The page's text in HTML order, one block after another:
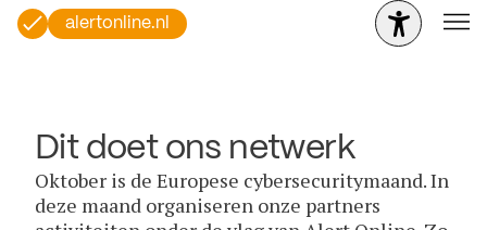
alertonline.nl
Dit doet ons netwerk
Oktober is de Europese cybersecuritymaand. In
deze maand organiseren onze partners